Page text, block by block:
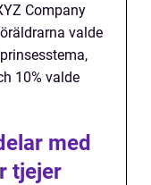
Company
valde
10% valde
med
tjejer